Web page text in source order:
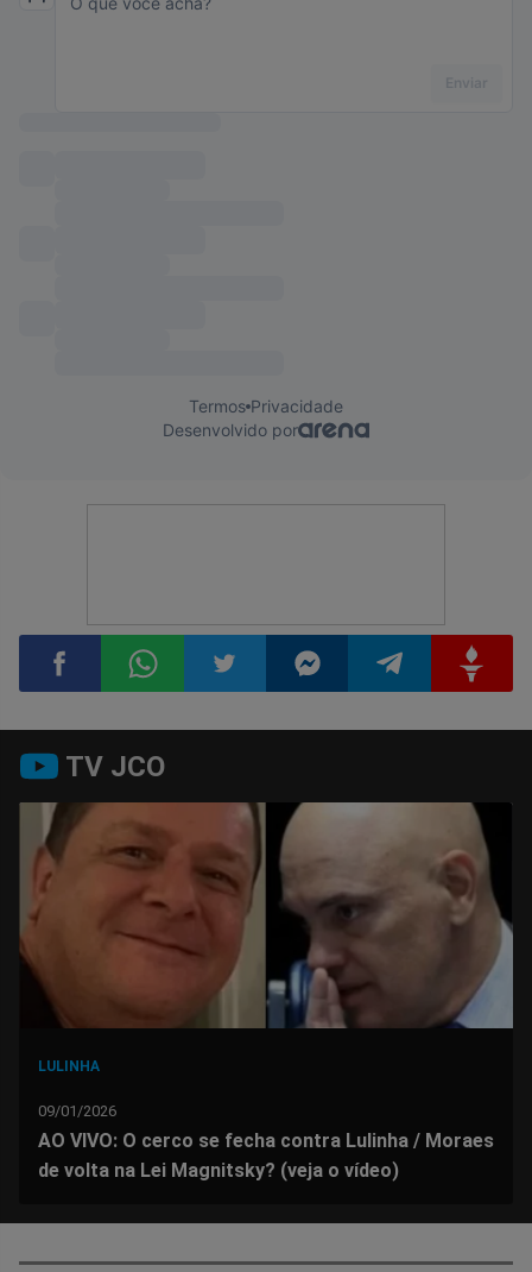
no
Facebook
no
Whatsapp
no
Twitter
no
Messenger
no
Telegram
no
Gettr
TV JCO
LULINHA
09/01/2026
AO VIVO: O cerco se fecha contra Lulinha / Moraes
de volta na Lei Magnitsky? (veja o vídeo)